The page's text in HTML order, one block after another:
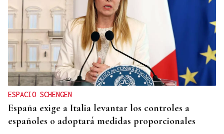
ESPACIO SCHENGEN
España exige a Italia levantar los controles a
españoles o adoptará medidas proporcionales